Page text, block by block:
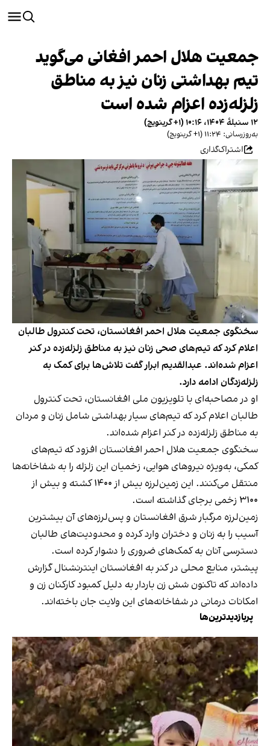
جمعیت هلال احمر افغانی می‌گوید
تیم بهداشتی زنان نیز به مناطق
زلزله‌زده اعزام شده است
۱۲ سنبلهٔ ۱۴۰۴، ۱۰:۱۶ (‎+۱ گرینویچ)
به‌روزرسانی: ۱۱:۲۴ (‎+۱ گرینویچ)
اشتراک‌گذاری
سخنگوی جمعیت هلال احمر افغانستان، تحت کنترول طالبان
اعلام کرد که تیم‌های صحی زنان نیز به مناطق زلزله‌زده در کنر
اعزام شده‌اند. عبدالقدیم ابرار گفت تلاش‌ها برای کمک به
زلزله‌زدگان ادامه دارد.
او در مصاحبه‌ای با تلویزیون ملی افغانستان، تحت کنترول
طالبان اعلام کرد که تیم‌های سیار بهداشتی شامل زنان و مردان
به مناطق زلزله‌زده در کنر اعزام شده‌اند.
سخنگوی جمعیت هلال احمر افغانستان افزود که تیم‌های
کمکی، به‌ویژه نیروهای هوایی، زخمیان این زلزله را به شفاخانه‌ها
منتقل می‌کنند. این زمین‌لرزه بیش از ۱۴۰۰ کشته و بیش از
۳۱۰۰ زخمی برجای گذاشته است.
زمین‌لرزه مرگبار شرق افغانستان و پس‌لرزه‌های آن بیشترین
آسیب را به زنان و دختران وارد کرده و محدودیت‌های طالبان
دسترسی آنان به کمک‌های ضروری را دشوار کرده است.
پیشتر، منابع محلی در کنر به افغانستان اینترنشنال گزارش
داده‌اند که تاکنون شش زن باردار به دلیل کمبود کارکنان زن و
امکانات درمانی در شفاخانه‌های این ولایت جان باخته‌اند.
پربازدیدترین‌ها